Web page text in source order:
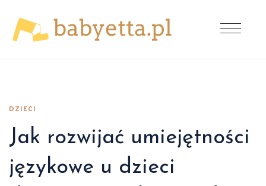
DZIECI
Jak rozwijać umiejętności
językowe u dzieci